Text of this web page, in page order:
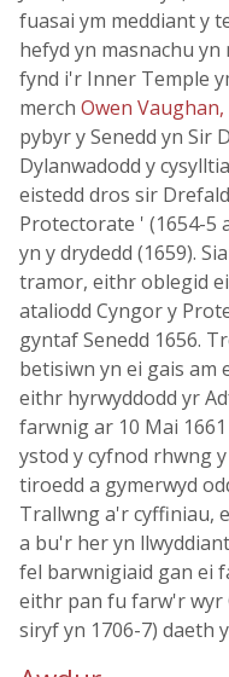
fuasai ym meddiant y
hefyd yn masnachu
fynd i'r Inner Temple
merch Owen
pybyr y Senedd yn Sir
Dylanwadodd y
eistedd dros sir
Protectorate ' (1654-5
yn y drydedd (1659).
tramor, eithr oblegid
ataliodd Cyngor y
gyntaf Senedd 1656.
betisiwn yn ei gais am
eithr hyrwyddodd yr
farwnig ar 10 Mai
ystod y cyfnod rhwng
tiroedd a gymerwyd
Trallwng a'r cyffiniau,
a bu'r her yn
fel barwnigiaid gan ei
eithr pan fu farw'r wyr
siryf yn 1706-7) daeth